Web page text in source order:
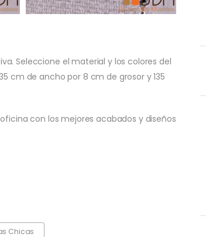
Seleccione el material y los colores del
cm de ancho por 8 cm de grosor y 135
con los mejores acabados y diseños
Chicas